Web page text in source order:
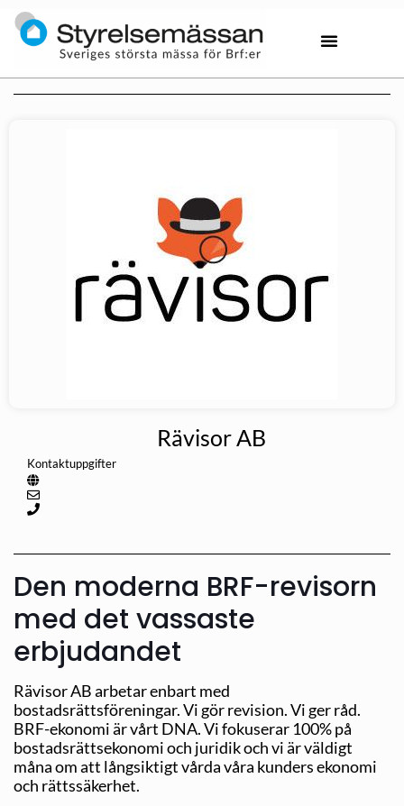
Rävisor AB
Kontaktuppgifter
Den moderna BRF-revisorn
med det vassaste
erbjudandet
Rävisor AB arbetar enbart med
bostadsrättsföreningar. Vi gör revision. Vi ger råd.
BRF-ekonomi är vårt DNA. Vi fokuserar 100% på
bostadsrättsekonomi och juridik och vi är väldigt
måna om att långsiktigt vårda våra kunders ekonomi
och rättssäkerhet.